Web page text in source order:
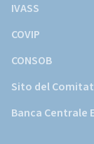
IVASS
COVIP
CONSOB
Sito del
Banca Centrale